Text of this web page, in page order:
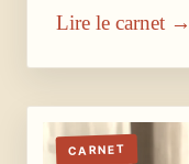
Lire le carnet →
CARNET